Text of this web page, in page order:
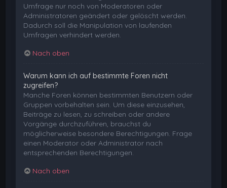
Umfrage nur noch von Moderatoren oder
Administratoren geändert oder gelöscht werden.
Dadurch soll die Manipulation von laufenden
Umfragen verhindert werden.
Nach oben
Warum kann ich auf bestimmte Foren nicht
zugreifen?
Manche Foren können bestimmten Benutzern oder
Gruppen vorbehalten sein. Um diese einzusehen,
Beiträge zu lesen, zu schreiben oder andere
Vorgänge durchzuführen, brauchst du
möglicherweise besondere Berechtigungen. Frage
einen Moderator oder Administrator nach
entsprechenden Berechtigungen.
Nach oben